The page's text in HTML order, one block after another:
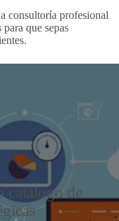
consultoría profesional
que sepas
catálogo de